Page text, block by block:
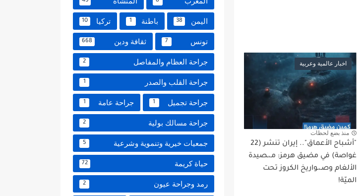
اخبار عالمية وعربية
منذ بضع لحظات
"أشباح الأعماق".. إيران تنشر (22
غواصة) في مضيق هرمز: مـ،ـصيدة
الألغام وصـ،ـواريخ الكروز تحت
الميّة!
اليمن 38 باطنة 1 تركيا 10
تونس 7 ثقافة ودين 668
جراحة العظام والمفاصل 2
جراحة القلب والصدر 1
جراحة تجميل 1 جراحة عامة 1
جراحة مسالك بولية 2
جمعيات خيرية وتنموية وشرعية 5
حياة كريمة 72
رمد وجراحة عيون 2